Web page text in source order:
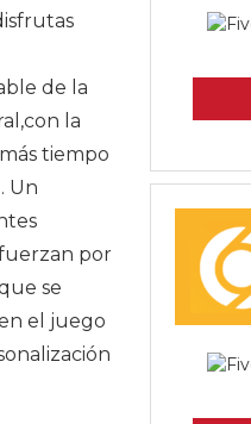
de la
la
tiempo
Un
por
se
el juego